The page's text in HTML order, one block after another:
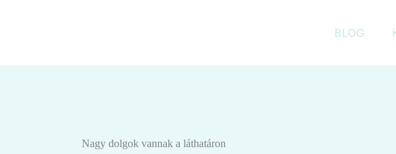
BLOG
Nagy dolgok vannak a láthatáron